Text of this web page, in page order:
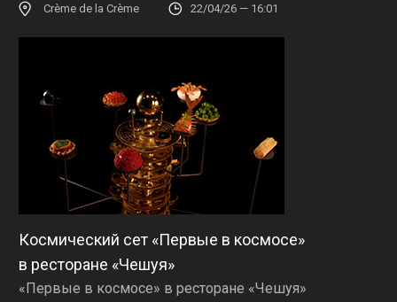
Crème de la Crème 22/04/26 — 16:01
Космический сет «Первые в космосе»
в ресторане «Чешуя»
«Первые в космосе» в ресторане «Чешуя»